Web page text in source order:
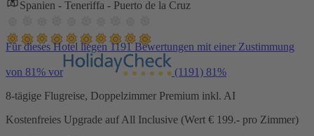
Spanien - Teneriffa - Puerto de la Cruz
Für dieses Hotel liegen 1191 Bewertungen mit einer Zustimmung
von 81% vor (1191) 81%
8-tägige Flugreise, Doppelzimmer Premium inkl. AI
Kostenfreies Upgrade auf All Inclusive (Wert € 199.- pro Zimmer)